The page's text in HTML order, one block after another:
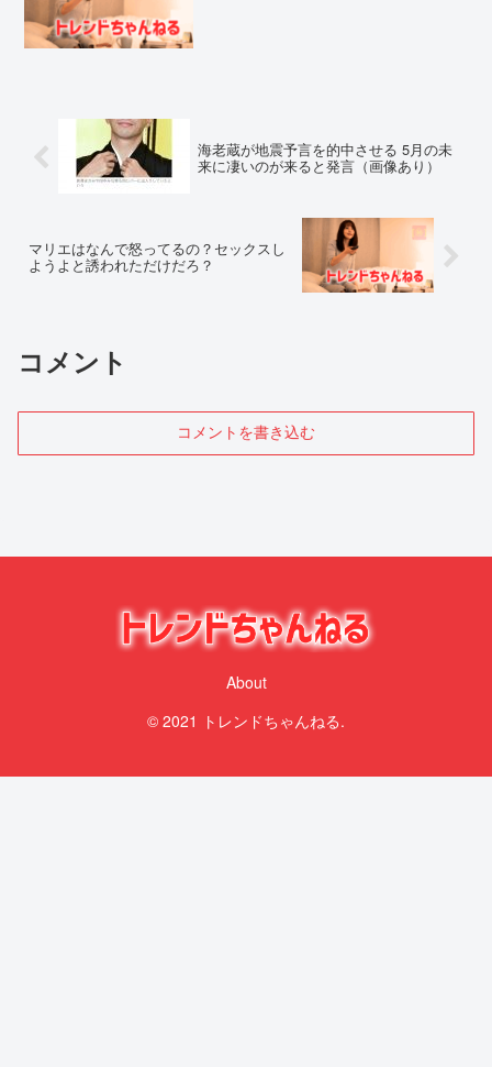
海老蔵が地震予言を的中させる 5月の未
来に凄いのが来ると発言（画像あり）
マリエはなんで怒ってるの？セックスし
ようよと誘われただけだろ？
コメント
コメントを書き込む
About
© 2021 トレンドちゃんねる.